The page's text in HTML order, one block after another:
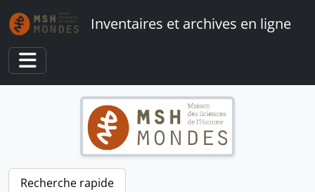
Skip to main content
Inventaires et archives en ligne
Toggle navigation
Recherche rapide